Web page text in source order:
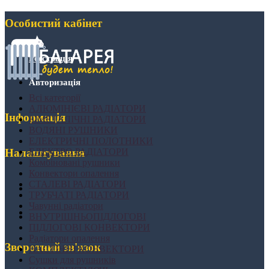
Особистий кабінет
Реєстрація
Авторизація
Інформація
Налаштування
Зворотний зв'язок
БІМЕТАЛІЧНІ РАДІАТОРИ
ЕЛЕКТРО РАДІАТОРИ
Комбіновані рушники
НАСТІННІ КОНВЕКТОРИ